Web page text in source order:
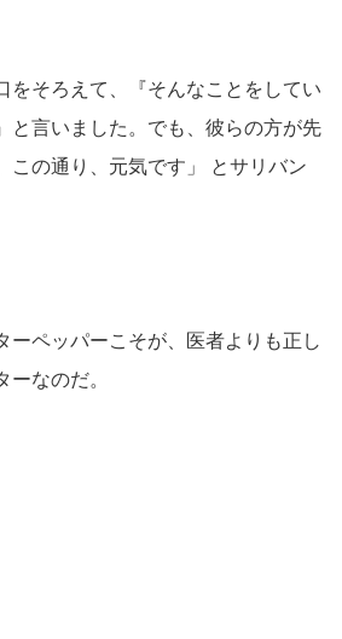
をそろえて、『そんなことをしてい
と言いました。でも、彼らの方が先
この通り、元気です」 とサリバン
ーペッパーこそが、医者よりも正し
ーなのだ。